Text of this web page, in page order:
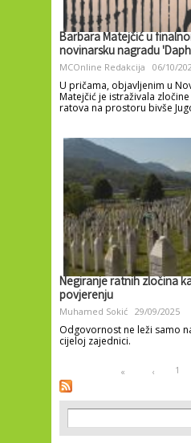
Barbara Matejčić u
novinarsku nagradu
MCOnline Redakcija 06/10/
U pričama, objavljenim u
Matejčić je istraživala
ratova na prostoru bivše
Negiranje ratnih zločina
povjerenju
Muhamed Sokić 29/09/2025
Odgovornost ne leži samo
cijeloj zajednici.
Pages « ‹ 1
Search form
Search